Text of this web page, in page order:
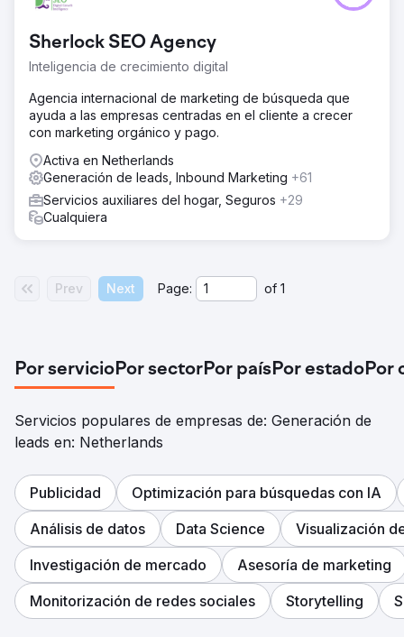
Sherlock SEO Agency
Inteligencia de crecimiento digital
Agencia internacional de marketing de búsqueda que
ayuda a las empresas centradas en el cliente a crecer
con marketing orgánico y pago.
Activa en Netherlands
Generación de leads, Inbound Marketing +61
Servicios auxiliares del hogar, Seguros +29
Cualquiera
Prev Next Page: of 1
Por servicioPor sectorPor paísPor estadoPor
Servicios populares de empresas de: Generación de
leads en: Netherlands
Publicidad
Optimización para búsquedas con IA
Análisis de datos
Data Science
Visualización
Investigación de mercado
Asesoría de marketing
Monitorización de redes sociales
Storytelling